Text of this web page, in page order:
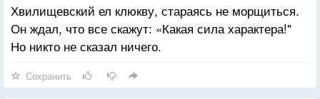
Хвилищевский ел клюкву, стараясь не морщиться.
Он ждал, что все скажут: «Какая сила характера!"
Но никто не сказал ничего.
Сохранить